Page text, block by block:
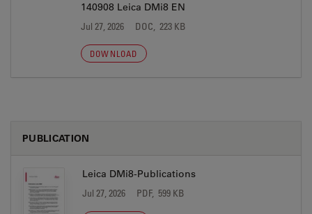
140908 Leica DMi8 EN
Jul 27, 2026 DOC, 223 KB
DOWNLOAD
PUBLICATION
Leica DMi8-Publications
Jul 27, 2026 PDF, 599 KB